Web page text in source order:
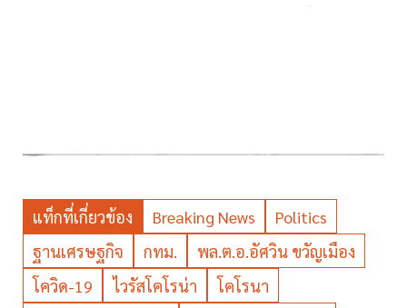
แท็กที่เกี่ยวข้อง Breaking News
Politics
ฐานเศรษฐกิจ
กทม.
พล.ต.อ.อัศวิน ขวัญเมือง
โควิด-19
ไวรัสโคโรน่า
โคโรนา